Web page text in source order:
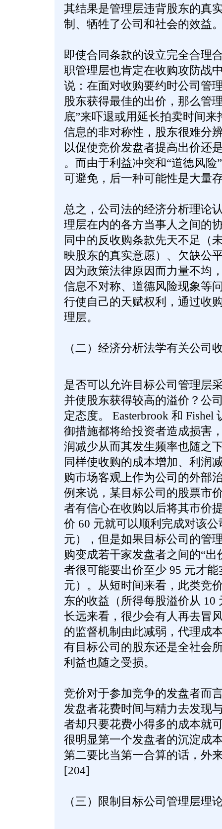
其结果是管理层违背股东的真
制、牺牲了公司和社会的效益
即使合同条款的设立完全合理
职管理层也肯定在收购攻防战
说：在面对收购要约时公司管
股东获得最佳的出价，那么管
底”来吓退或用延长拍卖时间
信息的非对称性，股东很难分
以促使竞价发盘者提高出价还
。而由于利益冲突和“道德风险
可避免，后一种可能性是大量
总之，公司法的经济分析理论
理层在内的各方当事人之间的
同中的反收购条款先天不足（
映股东的真实意愿）、欠缺公
因为政策法律原因而力量不均
信息不对称、道德风险现象等
行使自己的天赋权利，通过收
理层。
（二）经济分析法学有关公司
是否可以允许目标公司管理层
并使股东获得较高的溢价？公
定态度。 Easterbrook 和
御措施都将给投资者造成损害
润减少从而其发生频率也随之
同样使收购的成本增加、利润
购市场客观上作为公司的外部
例来说，某目标公司的股票市
者有信心在收购以后将其市价
价 60 元就可以顺利完成对该
元），但是如果目标公司的管
购变成若干家发盘者之间的“
者很可能要出价至少 95 元才
元）。从短时间来看，此类竞
东的收益（所得每股溢价从 10
长远来看，很少会有人再去冒
的监督机制由此减弱，代理成
有目标公司的股东还是全社会
利益也随之受损。
竞价对于参加竞争的发盘者而
发盘者花费时间与精力去发现
者却只要花费小得多的成本就
很明显第一个发盘者的沉淀成
第二要比当第一合算的话，外
[204]
（三）限制目标公司管理层理